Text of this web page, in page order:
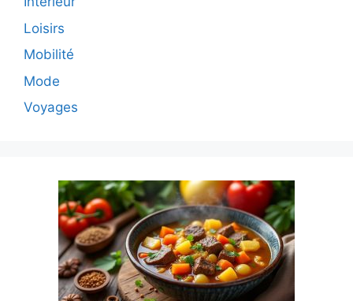
Loisirs
Mobilité
Mode
Voyages